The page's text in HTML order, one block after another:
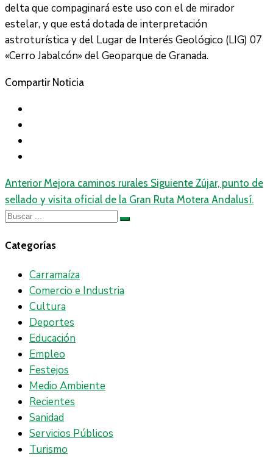
delta que compaginará este uso con el de mirador
estelar, y que está dotada de interpretación
astroturística y del Lugar de Interés Geológico (LIG) 07
«Cerro Jabalcón» del Geoparque de Granada.
Compartir Noticia
Anterior Mejora caminos rurales Siguiente Zújar, punto de
sellado y visita oficial de la Gran Ruta Motera Andalusí.
Categorías
Carramaíza
Comercio e Industria
Cultura
Deportes
Educación
Empleo
Festejos
Medio Ambiente
Recientes
Sanidad
Servicios Públicos
Turismo